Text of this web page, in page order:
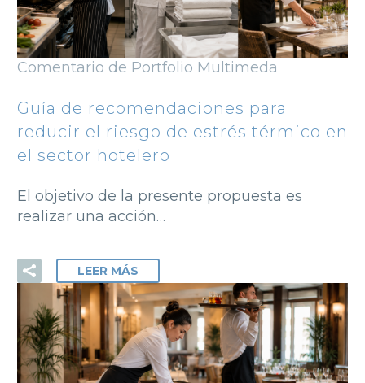
Comentario de Portfolio Multimeda
Guía de recomendaciones para
reducir el riesgo de estrés térmico en
el sector hotelero
El objetivo de la presente propuesta es
realizar una acción…
LEER MÁS